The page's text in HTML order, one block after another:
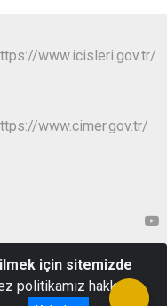
Edirne Merkez/Edirne
için sitemizde
politikamız hakkında